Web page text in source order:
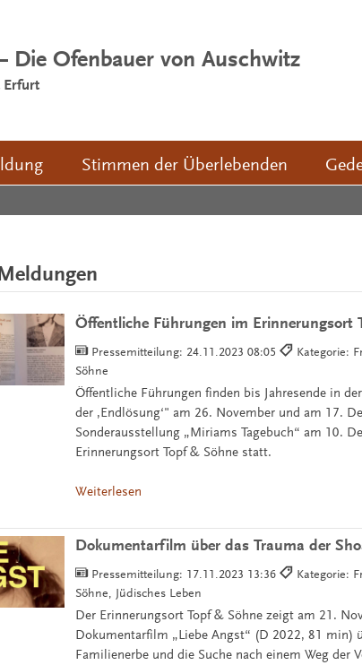
Die Ofenbauer von Auschwitz
Erfurt
Stimmen der Überlebenden
Öffentliche Führungen im Erinnerungsort
Pressemitteilung: 24.11.2023 08:05
Kategorie:
Söhne
Öffentliche Führungen finden bis Jahresende in
der ,Endlösung‘" am 26. November und am 17.
Sonderausstellung „Miriams Tagebuch“ am 10.
Erinnerungsort Topf & Söhne statt.
Weiterlesen
Dokumentarfilm über das Trauma der
Pressemitteilung: 17.11.2023 13:36
Kategorie:
Söhne, Jüdisches Leben
Der Erinnerungsort Topf & Söhne zeigt am 21.
Dokumentarfilm „Liebe Angst“ (D 2022, 81 min)
Familienerbe und die Suche nach einem Weg der